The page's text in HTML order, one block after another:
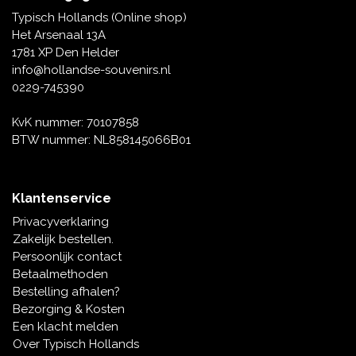
Piet Mondriaan
Maria Sibylla Merian
Jacob Marrel
Fabritius - Het puttertje
Oranje artikelen
Mokken en Pullen
Pillen en Spiegeldoosjes
Theelepels en Schoteltjes
Asbakken
Geschenk-verpakkingen
Fotolijstjes
Opvouwbare Nylon tassen
Toilettassen - Make-up tassen
Rompers en Slabbetjes
Waaiers
Reis - Nekkussens
Delfts blauwe wenskaarten
Delfts blauwe waxinehouders
Delfts blauwe tegels
Delfts blauwe vazen
Delfts blauwe schalen
Delfts blauwe Peper en Zoutstellen
Delfts blauwe servetten
Typisch Hollands (Online shop)
Het Arsenaal 13A
1781 XP Den Helder
info@hollandse-souvenirs.nl
0229-745390
KvK nummer: 70107858
BTW nummer: NL858145066B01
Klantenservice
Privacyverklaring
Zakelijk bestellen.
Persoonlijk contact
Betaalmethoden
Bestelling afhalen?
Bezorging & Kosten
Een klacht melden
Over Typisch Hollands